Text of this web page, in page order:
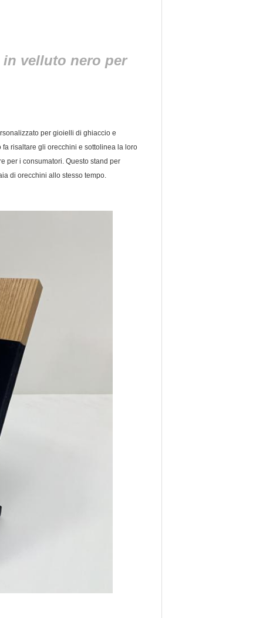
velluto nero per
per gioielli di ghiaccio e
risaltare gli orecchini e sottolinea la loro
per i consumatori. Questo stand per
di orecchini allo stesso tempo.